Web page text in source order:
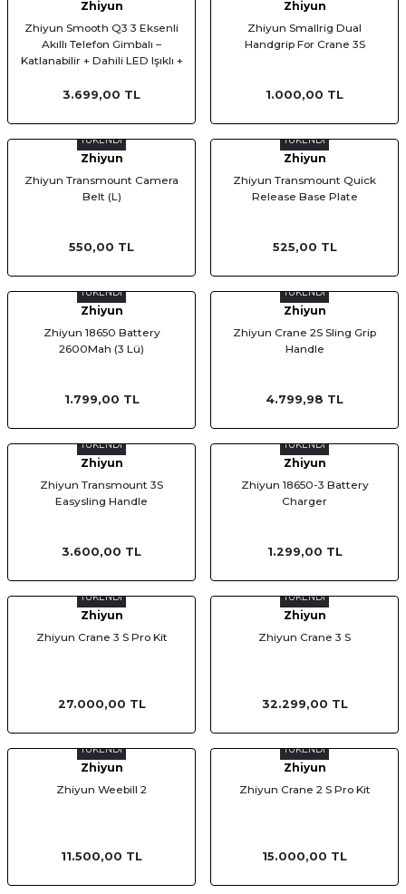
Zhiyun
Zhiyun Smooth Q3 3 Eksenli
Akıllı Telefon Gimbalı –
Katlanabilir + Dahili LED Işıklı +
3.699,00 TL
Zhiyun
Zhiyun Smallrig Dual
Handgrip For Crane 3S
1.000,00 TL
TÜKENDİ
Zhiyun
Zhiyun Transmount Camera
Belt (L)
550,00 TL
TÜKENDİ
Zhiyun
Zhiyun Transmount Quick
Release Base Plate
525,00 TL
TÜKENDİ
Zhiyun
Zhiyun 18650 Battery
2600Mah (3 Lü)
1.799,00 TL
TÜKENDİ
Zhiyun
Zhiyun Crane 2S Sling Grip
Handle
4.799,98 TL
TÜKENDİ
Zhiyun
Zhiyun Transmount 3S
Easysling Handle
3.600,00 TL
TÜKENDİ
Zhiyun
Zhiyun 18650-3 Battery
Charger
1.299,00 TL
TÜKENDİ
Zhiyun
Zhiyun Crane 3 S Pro Kit
27.000,00 TL
TÜKENDİ
Zhiyun
Zhiyun Crane 3 S
32.299,00 TL
TÜKENDİ
Zhiyun
Zhiyun Weebill 2
11.500,00 TL
TÜKENDİ
Zhiyun
Zhiyun Crane 2 S Pro Kit
15.000,00 TL